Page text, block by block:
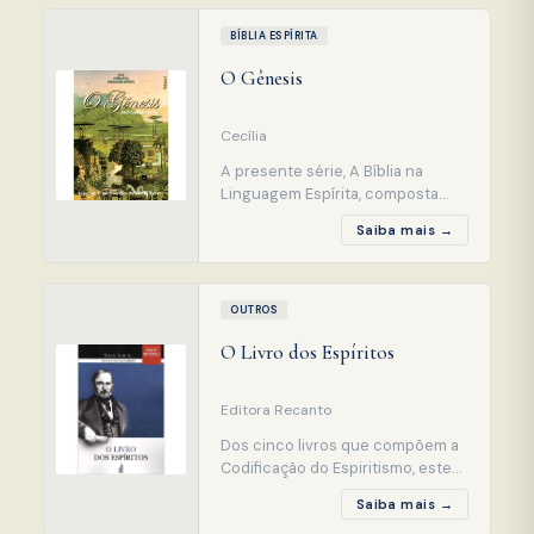
Noleto Bezerra.
BÍBLIA ESPÍRITA
O Gênesis
Cecília
A presente série, A Bíblia na
Linguagem Espírita, composta
dos volumes do Antigo
Testamento, explicados em
Espírito e em Verdade, vem
enriquecer a bibliografia espírita
e destina-se a todos os
no Espiritismo a chave que lhes
Saiba mais →
OUTROS
O Livro dos Espíritos
Editora Recanto
Dos cinco livros que compõem a
Codificação do Espiritismo, este
foi o primeiro, reunindo os
ensinos dos Espíritos superiores
Saiba mais →